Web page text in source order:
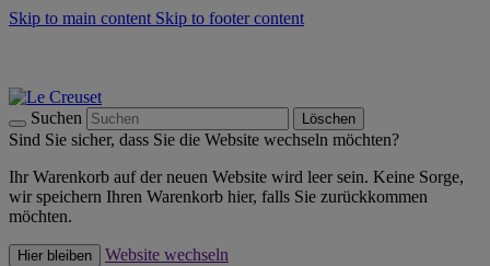
Skip to main content Skip to footer content
Suchen Löschen
Sind Sie sicher, dass Sie die Website wechseln möchten?
Ihr Warenkorb auf der neuen Website wird leer sein. Keine Sorge,
wir speichern Ihren Warenkorb hier, falls Sie zurückkommen
möchten.
Hier bleiben
Website wechseln